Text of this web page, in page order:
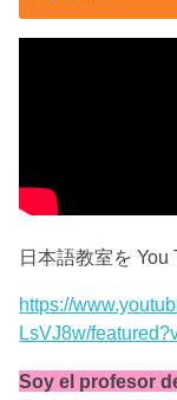
日本語教室を You
https://
LsVJ8w/
Soy el profesor